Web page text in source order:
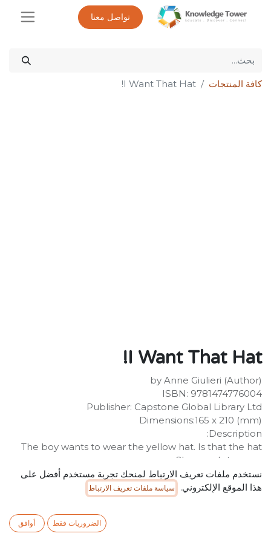
تواصل معنا
كافة المنتجات I Want That Hat!
I Want That Hat!
by Anne Giulieri (Author)
ISBN: 9781474776004
Publisher: Capstone Global Library Ltd
Dimensions:165 x 210 (mm)
Description:
The boy wants to wear the yellow hat. Is that the hat
he needs to wear?
25.00
SR شامل ضريبة القيمة المضافة
نستخدم ملفات تعريف الارتباط لمنحك تجربة مستخدم أفضل على
هذا الموقع الإلكتروني.
سياسة ملفات تعريف الارتباط
الضروريات فقط أوافق